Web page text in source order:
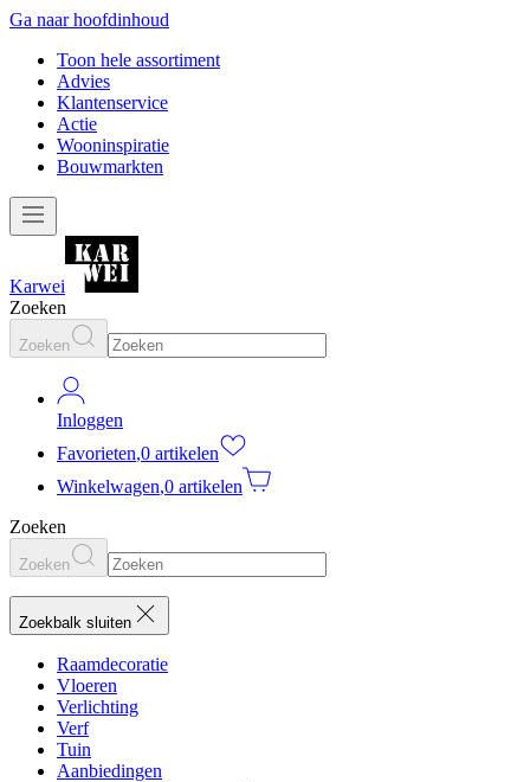
Ga naar hoofdinhoud
Toon hele assortiment
Advies
Klantenservice
Actie
Wooninspiratie
Bouwmarkten
Karwei
Zoeken
Zoeken
Inloggen
Favorieten,0 artikelen
Winkelwagen,0 artikelen
Zoeken
Zoeken
Zoekbalk sluiten
Raamdecoratie
Vloeren
Verlichting
Verf
Tuin
Aanbiedingen